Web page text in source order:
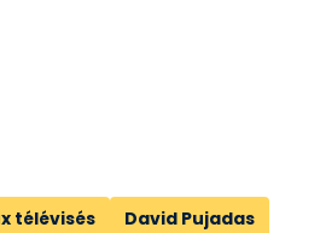
télévisés David Pujadas